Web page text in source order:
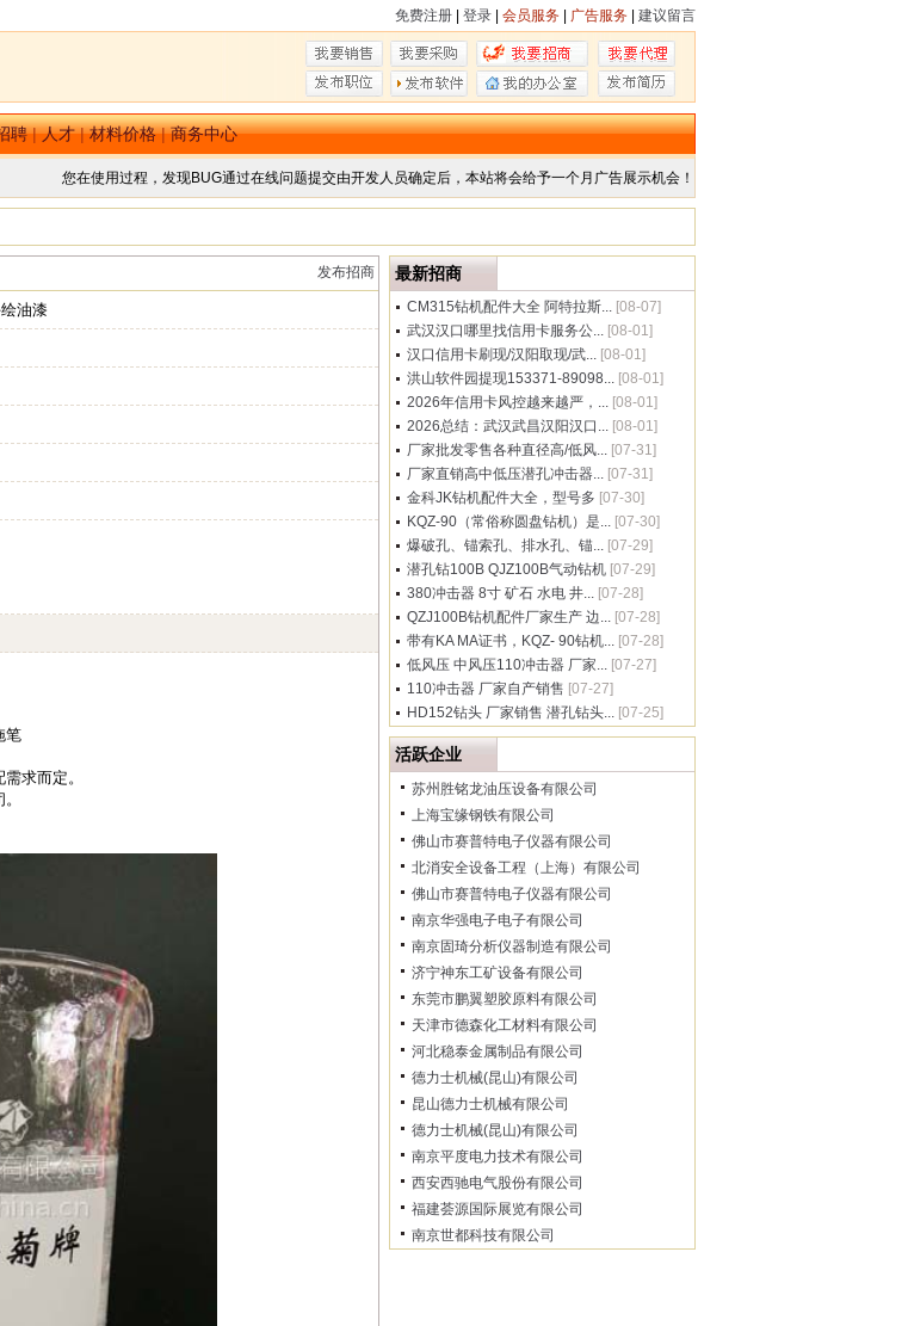
免费注册 登录 会员服务 广告服务 建议留言
聘|人才|材料价格|商务中心
您在使用过程，发现BUG通过在线问题提交由开发人员确定后，本站将会给予一个月广告展示机会！
发布招商
油漆
笔
求而定。
最新招商
CM315钻机配件大全 阿特拉斯... [08-07]
武汉汉口哪里找信用卡服务公... [08-01]
汉口信用卡刷现/汉阳取现/武... [08-01]
洪山软件园提现153371-89098... [08-01]
2026年信用卡风控越来越严，... [08-01]
2026总结：武汉武昌汉阳汉口... [08-01]
厂家批发零售各种直径高/低风... [07-31]
厂家直销高中低压潜孔冲击器... [07-31]
金科JK钻机配件大全，型号多 [07-30]
KQZ-90（常俗称圆盘钻机）是... [07-30]
爆破孔、锚索孔、排水孔、锚... [07-29]
潜孔钻100B QJZ100B气动钻机 [07-29]
380冲击器 8寸 矿石 水电 井... [07-28]
QZJ100B钻机配件厂家生产 边... [07-28]
带有KA MA证书，KQZ- 90钻机... [07-28]
低风压 中风压110冲击器 厂家... [07-27]
110冲击器 厂家自产销售 [07-27]
HD152钻头 厂家销售 潜孔钻头... [07-25]
活跃企业
苏州胜铭龙油压设备有限公司
上海宝缘钢铁有限公司
佛山市赛普特电子仪器有限公司
北消安全设备工程（上海）有限公司
佛山市赛普特电子仪器有限公司
南京华强电子电子有限公司
南京固琦分析仪器制造有限公司
济宁神东工矿设备有限公司
东莞市鹏翼塑胶原料有限公司
天津市德森化工材料有限公司
河北稳泰金属制品有限公司
德力士机械(昆山)有限公司
昆山德力士机械有限公司
德力士机械(昆山)有限公司
南京平度电力技术有限公司
西安西驰电气股份有限公司
福建荟源国际展览有限公司
南京世都科技有限公司